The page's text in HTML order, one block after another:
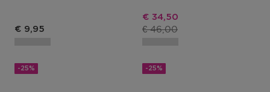
Productprijs
€ 9,95
Kortingsprijs
€ 34,50
Productprijs
€ 46,00
-25% -25%